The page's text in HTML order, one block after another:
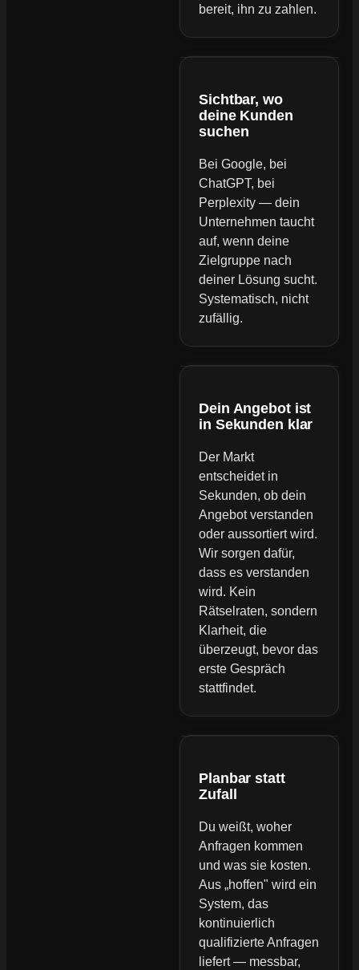
bereit, ihn zu zahlen.
Sichtbar, wo
deine Kunden
suchen
Bei Google, bei
ChatGPT, bei
Perplexity — dein
Unternehmen taucht
auf, wenn deine
Zielgruppe nach
deiner Lösung sucht.
Systematisch, nicht
zufällig.
Dein Angebot ist
in Sekunden klar
Der Markt
entscheidet in
Sekunden, ob dein
Angebot verstanden
oder aussortiert wird.
Wir sorgen dafür,
dass es verstanden
wird. Kein
Rätselraten, sondern
Klarheit, die
überzeugt, bevor das
erste Gespräch
stattfindet.
Planbar statt
Zufall
Du weißt, woher
Anfragen kommen
und was sie kosten.
Aus „hoffen" wird ein
System, das
kontinuierlich
qualifizierte Anfragen
liefert — messbar,